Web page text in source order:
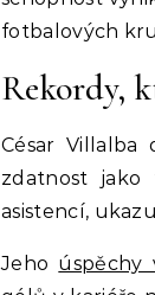
fotbalových
Rekordy,
César
zdatnost jako
asistencí,
Jeho úspěchy